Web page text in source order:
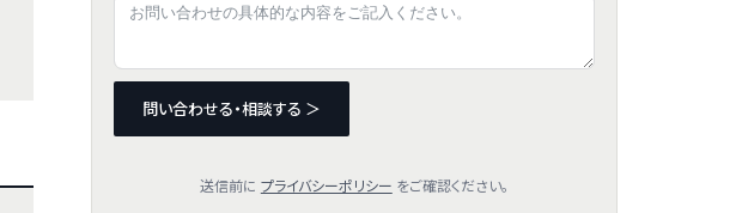
問い合わせる・相談する ＞
送信前に プライバシーポリシー をご確認ください。